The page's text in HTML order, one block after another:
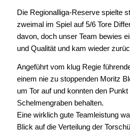
Die Regionalliga-Reserve spielte
zweimal im Spiel auf 5/6 Tore
davon, doch unser Team bewies
und Qualität und kam wieder
Angeführt vom klug Regie
einem nie zu stoppenden Moritz
um Tor auf und konnten den
Schelmengraben behalten.
Eine wirklich gute Teamleistung
Blick auf die Verteilung der